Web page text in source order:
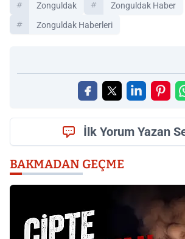
Zonguldak
Zonguldak Haber
Zonguldak Haberleri
İlk Yorum Yazan
BAKMADAN GEÇME